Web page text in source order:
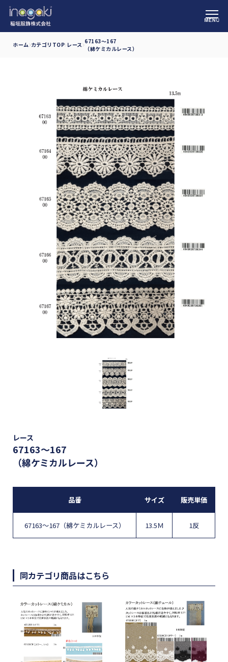
ホーム カテゴリTOP レース 67163～167
（綿ケミカルレース）
レース
67163～167
（綿ケミカルレース）
品番 サイズ 販売単価
67163～167（綿ケミカルレース） 13.5Ｍ 1反
同カテゴリ商品はこちら